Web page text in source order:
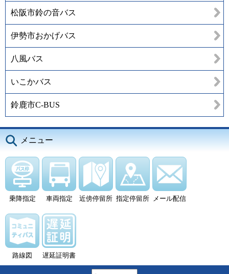
松阪市鈴の音バス
伊勢市おかげバス
八風バス
いこかバス
鈴鹿市C-BUS
メニュー
乗降指定 車両指定 近傍停留所 指定停留所 メール配信
路線図 遅延証明書